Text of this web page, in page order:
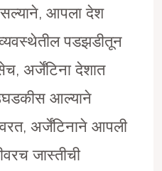
आपला देश
पडझडीतून
अर्जेंटिना देशात
आल्याने
अर्जेंटिनाने आपली
जास्तीची